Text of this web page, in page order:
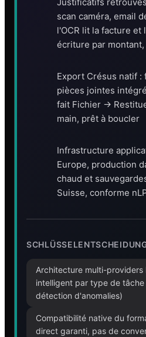
Justificatifs
scan caméra, email
l'OCR lit la facture et
écriture par
Export Crésus natif :
pièces jointes
fait Fichier →
main, prêt à boucler
Infrastructure
Europe, production
chaud et
Suisse, conforme
Architecture multi-providers
intelligent par type de tâche
détection d'anomalies)
Compatibilité native du
direct garanti, pas de